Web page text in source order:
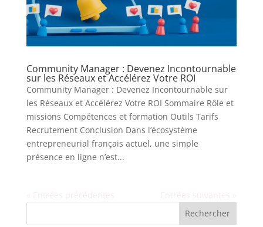
Community Manager : Devenez Incontournable
sur les Réseaux et Accélérez Votre ROI
Community Manager : Devenez Incontournable sur
les Réseaux et Accélérez Votre ROI Sommaire Rôle et
missions Compétences et formation Outils Tarifs
Recrutement Conclusion Dans l’écosystème
entrepreneurial français actuel, une simple
présence en ligne n’est...
Rechercher